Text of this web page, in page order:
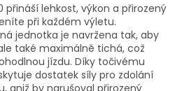
přináší lehkost, výkon a přirozený
při každém výletu.
jednotka je navržena tak, aby
také maximálně tichá, což
jízdu. Díky točivému
dostatek síly pro zdolání
aniž by narušoval přirozený